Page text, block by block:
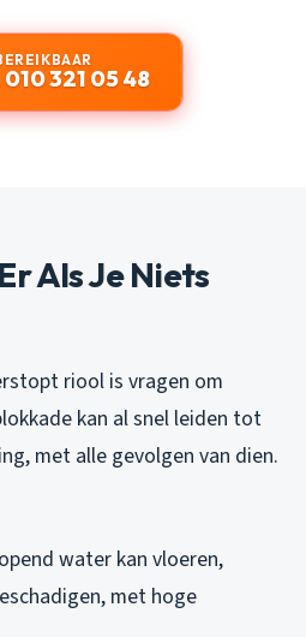
010 321 05 48
Als Je Niets
riool is vragen om
kan al snel leiden tot
met alle gevolgen van dien.
water kan vloeren,
met hoge